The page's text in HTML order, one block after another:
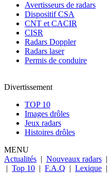
Avertisseurs de radars
Dispositif CSA
CNT et CACIR
CISR
Radars Doppler
Radars laser
Permis de conduire
Divertissement
TOP 10
Images drôles
Jeux radars
Histoires drôles
MENU
Actualités | Nouveaux radars |
| Top 10 | F.A.Q | Lexique |